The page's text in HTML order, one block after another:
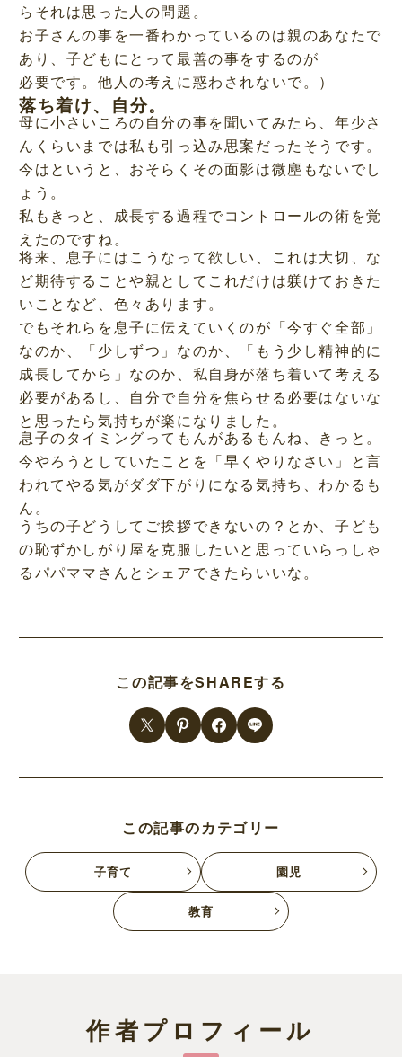
らそれは思った人の問題。
お子さんの事を一番わかっているのは親のあなたで
あり、子どもにとって最善の事をするのが
必要です。他人の考えに惑わされないで。）
落ち着け、自分。
母に小さいころの自分の事を聞いてみたら、年少さ
んくらいまでは私も引っ込み思案だったそうです。
今はというと、おそらくその面影は微塵もないでし
ょう。
私もきっと、成長する過程でコントロールの術を覚
えたのですね。
将来、息子にはこうなって欲しい、これは大切、な
ど期待することや親としてこれだけは躾けておきた
いことなど、色々あります。
でもそれらを息子に伝えていくのが「今すぐ全部」
なのか、「少しずつ」なのか、「もう少し精神的に
成長してから」なのか、私自身が落ち着いて考える
必要があるし、自分で自分を焦らせる必要はないな
と思ったら気持ちが楽になりました。
息子のタイミングってもんがあるもんね、きっと。
今やろうとしていたことを「早くやりなさい」と言
われてやる気がダダ下がりになる気持ち、わかるも
ん。
うちの子どうしてご挨拶できないの？とか、子ども
の恥ずかしがり屋を克服したいと思っていらっしゃ
るパパママさんとシェアできたらいいな。
この記事をSHAREする
この記事のカテゴリー
子育て 園児
教育
作者プロフィール